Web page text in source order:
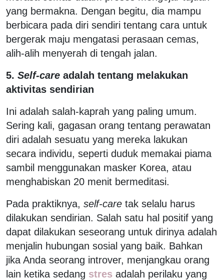
yang bermakna. Dengan begitu, dia mampu
berbicara pada diri sendiri tentang cara untuk
bergerak maju mengatasi perasaan cemas,
alih-alih menyerah di tengah jalan.
5. Self-care adalah tentang melakukan
aktivitas sendirian
Ini adalah salah-kaprah yang paling umum.
Sering kali, gagasan orang tentang perawatan
diri adalah sesuatu yang mereka lakukan
secara individu, seperti duduk memakai piama
sambil menggunakan masker Korea, atau
menghabiskan 20 menit bermeditasi.
Pada praktiknya, self-care tak selalu harus
dilakukan sendirian. Salah satu hal positif yang
dapat dilakukan seseorang untuk dirinya adalah
menjalin hubungan sosial yang baik. Bahkan
jika Anda seorang introver, menjangkau orang
lain ketika sedang stres adalah perilaku yang